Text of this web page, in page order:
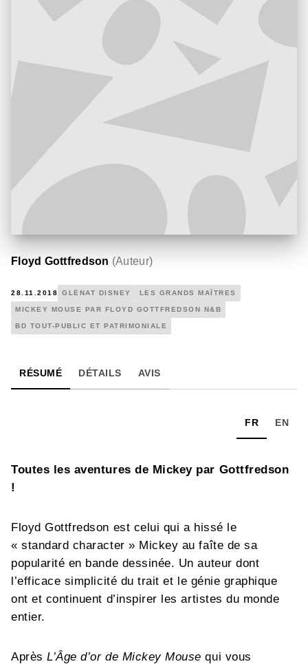
Floyd Gottfredson (Auteur)
28.11.2018 GLÉNAT DISNEY LES GRANDS MAÎTRES
MICKEY MOUSE PAR FLOYD GOTTFREDSON N&B
BD TOUT-PUBLIC ET PATRIMONIALE
RÉSUMÉ DÉTAILS AVIS
FR EN
Toutes les aventures de Mickey par Gottfredson
!
Floyd Gottfredson est celui qui a hissé le
« standard character » Mickey au faîte de sa
popularité en bande dessinée. Un auteur dont
l’efficace simplicité du trait et le génie graphique
ont et continuent d’inspirer les artistes du monde
entier.
AprèsL’Âge d’or de Mickey Mouse qui vous